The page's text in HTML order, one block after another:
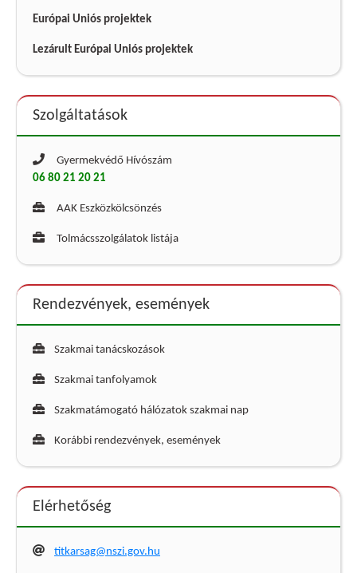
Európai Uniós projektek
Lezárult Európai Uniós projektek
Szolgáltatások
Gyermekvédő Hívószám
06 80 21 20 21
AAK Eszközkölcsönzés
Tolmácsszolgálatok listája
Rendezvények, események
Szakmai tanácskozások
Szakmai tanfolyamok
Szakmatámogató hálózatok szakmai nap
Korábbi rendezvények, események
Elérhetőség
titkarsag@nszi.gov.hu